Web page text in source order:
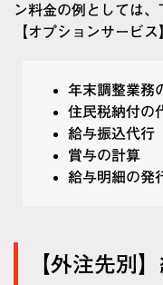
ン料金の例としては、
【オプションサービス
年末調整業務
住民税納付の
給与振込代行
賞与の計算
給与明細の発
【外注先別